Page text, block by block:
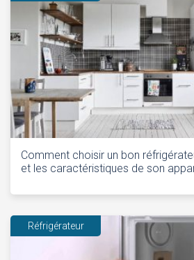
Comment choisir un bon
et les caractéristiques de son
Réfrigérateur